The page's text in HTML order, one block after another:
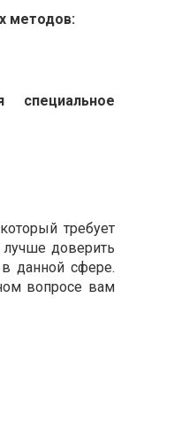
методов:
специальное
требует
лучше доверить
данной сфере.
вопросе вам